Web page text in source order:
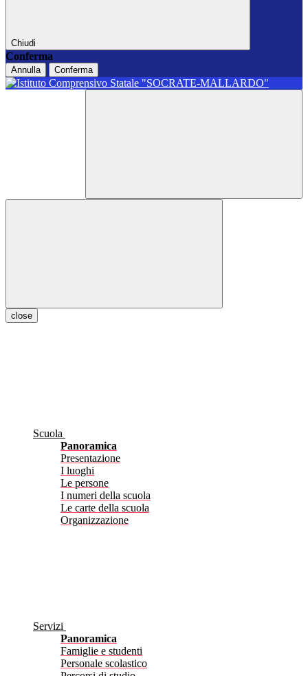
Chiudi
Conferma
Annulla Conferma
close
Scuola
Panoramica
Presentazione
I luoghi
Le persone
I numeri della scuola
Le carte della scuola
Organizzazione
Servizi
Panoramica
Famiglie e studenti
Personale scolastico